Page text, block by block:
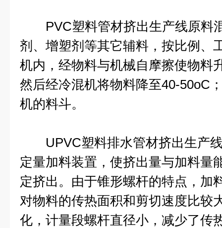
PVC塑料管材挤出生产线原料
剂、增塑剂等其它辅料，按比例、
机内，经物料与机械自摩擦使物料
然后经冷混机将物料降至40-50oC
机的料斗。
UPVC塑料排水管材挤出生产线
定量加料装置，使挤出量与加料量
定挤出。由于锥形螺杆的特点，加
对物料的传热面积和剪切速度比较
化，计量段螺杆直径小，减少了传